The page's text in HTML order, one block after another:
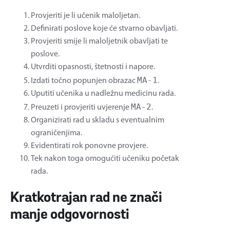
Provjeriti je li učenik maloljetan.
Definirati poslove koje će stvarno obavljati.
Provjeriti smije li maloljetnik obavljati te
poslove.
Utvrditi opasnosti, štetnosti i napore.
Izdati točno popunjen obrazac MA-1.
Uputiti učenika u nadležnu medicinu rada.
Preuzeti i provjeriti uvjerenje MA-2.
Organizirati rad u skladu s eventualnim
ograničenjima.
Evidentirati rok ponovne provjere.
Tek nakon toga omogućiti učeniku početak
rada.
Kratkotrajan rad ne znači
manje odgovornosti